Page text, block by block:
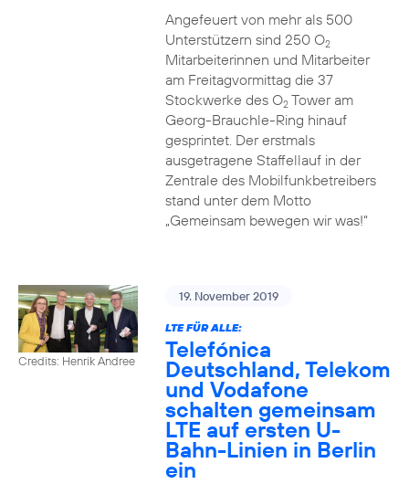
Angefeuert von mehr als 500
Unterstützern sind 250 O2
Mitarbeiterinnen und Mitarbeiter
am Freitagvormittag die 37
Stockwerke des O2Tower am
Georg-Brauchle-Ring hinauf
gesprintet. Der erstmals
ausgetragene Staffellauf in der
Zentrale des Mobilfunkbetreibers
stand unter dem Motto
„Gemeinsam bewegen wir was!“
Credits: Henrik Andree
19. November 2019
LTE FÜR ALLE:
Telefónica
Deutschland, Telekom
und Vodafone
schalten gemeinsam
LTE auf ersten U-
Bahn-Linien in Berlin
ein